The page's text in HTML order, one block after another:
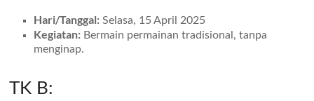
Hari/Tanggal: Selasa, 15 April 2025
Kegiatan: Bermain permainan tradisional, tanpa
menginap.
TK B: